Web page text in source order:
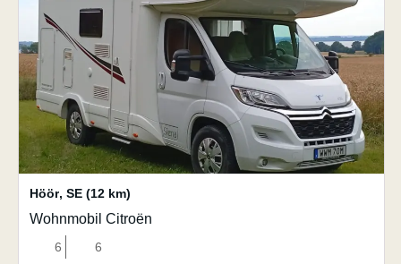
Höör, SE (12 km)
Wohnmobil Citroën
6 6